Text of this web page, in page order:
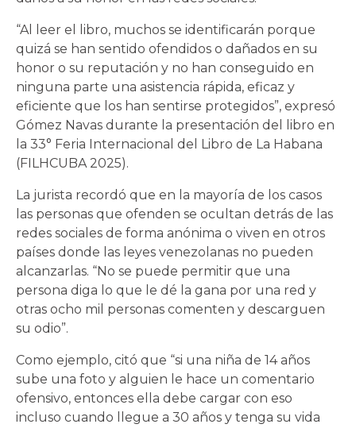
“Al leer el libro, muchos se identificarán porque
quizá se han sentido ofendidos o dañados en su
honor o su reputación y no han conseguido en
ninguna parte una asistencia rápida, eficaz y
eficiente que los han sentirse protegidos”, expresó
Gómez Navas durante la presentación del libro en
la 33° Feria Internacional del Libro de La Habana
(FILHCUBA 2025).
La jurista recordó que en la mayoría de los casos
las personas que ofenden se ocultan detrás de las
redes sociales de forma anónima o viven en otros
países donde las leyes venezolanas no pueden
alcanzarlas. “No se puede permitir que una
persona diga lo que le dé la gana por una red y
otras ocho mil personas comenten y descarguen
su odio”.
Como ejemplo, citó que “si una niña de 14 años
sube una foto y alguien le hace un comentario
ofensivo, entonces ella debe cargar con eso
incluso cuando llegue a 30 años y tenga su vida